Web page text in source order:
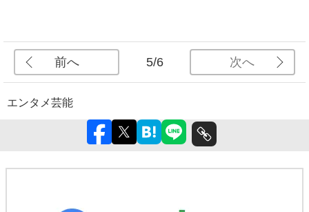
前へ 5/6 次へ
エンタメ芸能